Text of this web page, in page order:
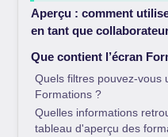
Aperçu : comment
en tant que
Que contient l’écran
Quels filtres pouvez-vous
Formations ?
Quelles informations
tableau d'aperçu des